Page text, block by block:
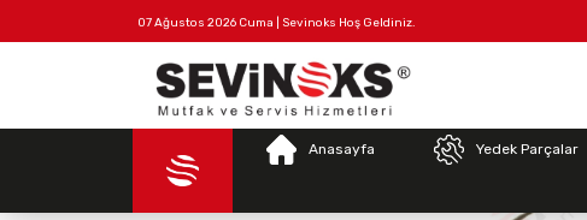
07 Ağustos 2026 Cuma | Sevinoks Hoş Geldiniz.
Tüm
Hakkımızdaİletişim
Anasayfa
Yedek Parçalar